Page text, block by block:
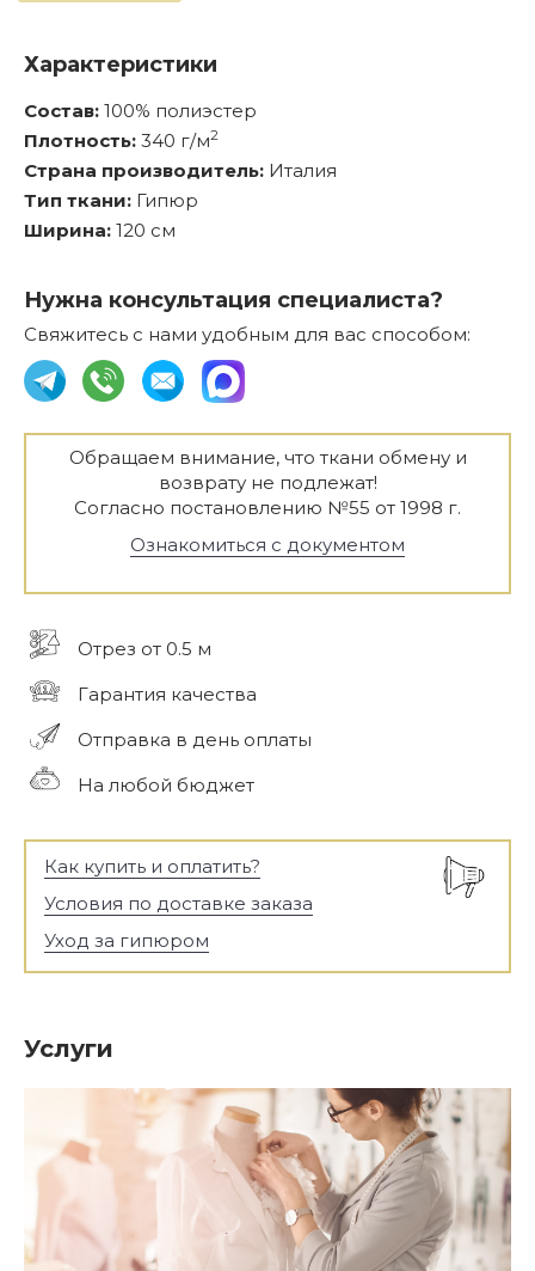
Характеристики
Состав: 100% полиэстер
Плотность: 340 г/м2
Страна производитель: Италия
Тип ткани: Гипюр
Ширина: 120 см
Нужна консультация специалиста?
Свяжитесь с нами удобным для вас способом:
Обращаем внимание, что ткани обмену и
возврату не подлежат!
Согласно постановлению №55 от 1998 г.
Ознакомиться с документом
Отрез от 0.5 м
Гарантия качества
Отправка в день оплаты
На любой бюджет
Как купить и оплатить?
Условия по доставке заказа
Уход за гипюром
Услуги